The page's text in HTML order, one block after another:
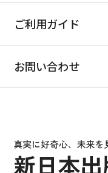
ご利用ガイド
お問い合わせ